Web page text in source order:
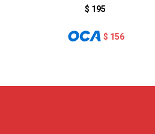
$ 195
$ 156